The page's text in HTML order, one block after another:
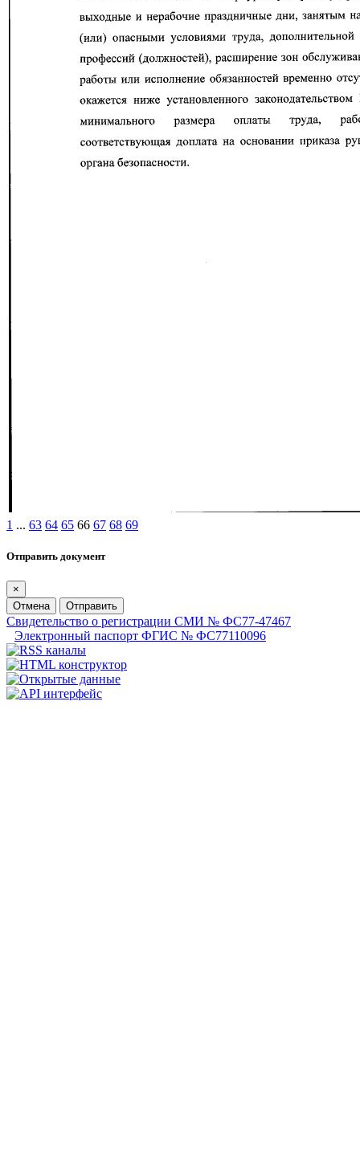
1 ... 63 64 65 66 67 68 69
Отправить документ
×
Отмена
Отправить
Свидетельство о регистрации СМИ № ФС77-47467
Электронный паспорт ФГИС № ФС77110096